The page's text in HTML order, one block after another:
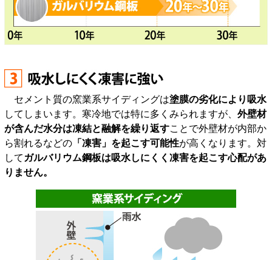
セメント質の窯業系サイディングは塗膜の劣化により吸水
してしまいます。寒冷地では特に多くみられますが、 外壁材
が含んだ水分は凍結と融解を繰り返すことで外壁材が内部か
ら割れるなどの 「凍害」を起こす可能性が高くなります。対
して ガルバリウム鋼板は吸水しにくく凍害を起こす心配があ
りません。